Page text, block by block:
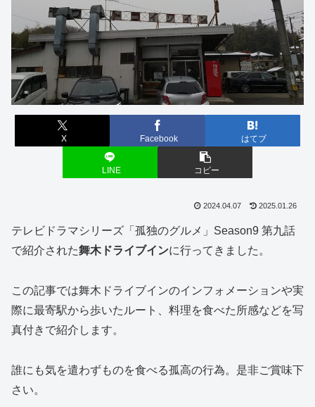
X Facebook はてブ
LINE コピー
2024.04.07 2025.01.26
テレビドラマシリーズ「孤独のグルメ」Season9 第九話
で紹介された舞木ドライブインに行ってきました。
この記事では舞木ドライブインのインフォメーションや実
際に最寄駅から歩いたルート、料理を食べた所感などを写
真付きで紹介します。
誰にも気を遣わずものを食べる孤高の行為。是非ご賞味下
さい。